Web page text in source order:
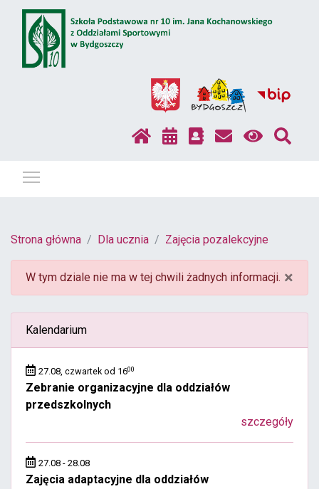
Strona główna Dla ucznia Zajęcia pozalekcyjne
×
W tym dziale nie ma w tej chwili żadnych informacji.
Kalendarium
27.08, czwartek od 1600
Zebranie organizacyjne dla oddziałów
przedszkolnych
szczegóły
27.08 - 28.08
Zajęcia adaptacyjne dla oddziałów